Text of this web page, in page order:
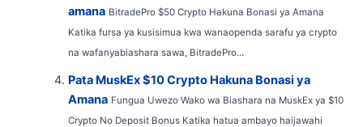
amana BitradePro $50 Crypto Hakuna Bonasi ya Amana
Katika fursa ya kusisimua kwa wanaopenda sarafu ya crypto
na wafanyabiashara sawa, BitradePro...
Pata MuskEx $10 Crypto Hakuna Bonasi ya
Amana Fungua Uwezo Wako wa Biashara na MuskEx ya $10
Crypto No Deposit Bonus Katika hatua ambayo haijawahi